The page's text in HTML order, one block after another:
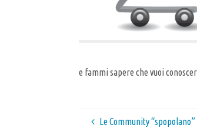
e fammi sapere che vuoi
Le Community “spopolano”